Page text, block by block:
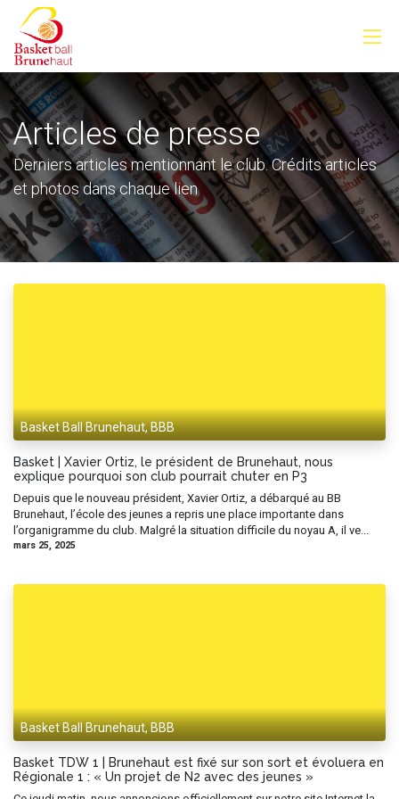
Articles de presse
Derniers articles mentionnant le club. Crédits articles
et photos dans chaque lien
Basket Ball Brunehaut, BBB
Basket | Xavier Ortiz, le président de Brunehaut, nous
explique pourquoi son club pourrait chuter en P3
Depuis que le nouveau président, Xavier Ortiz, a débarqué au BB
Brunehaut, l’école des jeunes a repris une place importante dans
l’organigramme du club. Malgré la situation difficile du noyau A, il ve...
mars 25, 2025
Basket Ball Brunehaut, BBB
Basket TDW 1 | Brunehaut est fixé sur son sort et évoluera en
Régionale 1 : « Un projet de N2 avec des jeunes »